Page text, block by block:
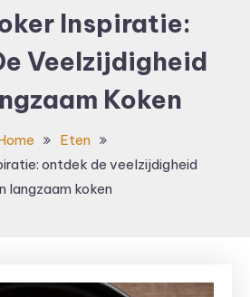
Inspiratie:
Veelzijdigheid
Koken
Eten
ontdek de veelzijdigheid
langzaam koken